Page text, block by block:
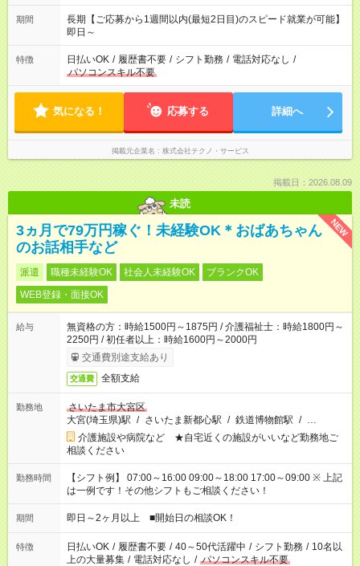
期間
長期【ご応募から1週間以内(最短2日目)のスピード就業が可能】
即日～
特徴 日払いOK / 履歴書不要 / シフト勤務 / 電話対応なし /
パソコンスキル不要
気になる！ 応募する 詳細へ
掲載元企業名 株式会社テクノ・サービス
掲載日：2026.08.09
未読
NEW
3ヵ月で79万円稼ぐ！未経験OK＊おばあちゃん
のお話相手など
派遣 職種未経験OK 社会人未経験OK
ブランクOK
WEB登録・面接OK
給与
無資格の方：時給1500円～1875円 / 介護福祉士：時給1800円～
2250円 / 初任者以上：時給1600円～2000円
交通費別途支給あり
交通費 全額支給
勤務地
さいたま市大宮区
大宮(埼玉県)駅 / さいたま新都心駅 / 鉄道博物館駅 / …
介護施設や病院など ★自宅近くの施設がいいなど勤務地ご
相談ください
勤務時間
【シフト例】 07:00～16:00 09:00～18:00 17:00～09:00 ※ 上記
は一例です！その他シフトもご相談ください！
期間 即日～2ヶ月以上 ■開始日の相談OK！
特徴 日払いOK / 履歴書不要 / 40～50代活躍中 / シフト勤務 / 10名以
上の大量募集 / 電話対応なし / パソコンスキル不要